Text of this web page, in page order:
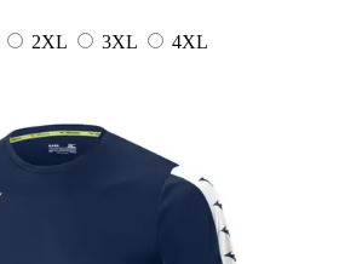
2XL 3XL
4XL